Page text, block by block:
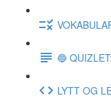
🔵
LYTT OG